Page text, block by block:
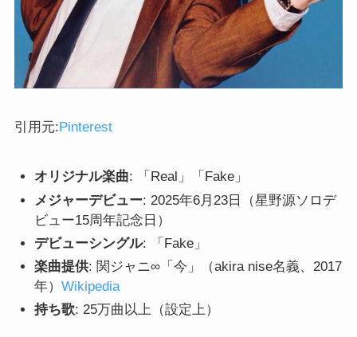
引用元: Pinterest
オリジナル楽曲: 「Real」「Fake」
メジャーデビュー: 2025年6月23日（星野源ソロデ
ビュー15周年記念日）
デビューシングル: 「Fake」
楽曲提供: 関ジャニ∞「今」（akira nise名義、2017
年）Wikipedia
持ち歌: 25万曲以上（設定上）